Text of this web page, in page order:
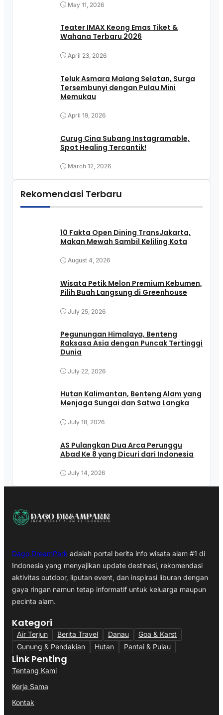
May 11, 2026
Teater IMAX Keong Emas Tiket &
Wahana Terbaru 2026
April 23, 2026
Teluk Asmara Malang Selatan, Surga
Tersembunyi dengan Pulau Mini
Memukau
April 19, 2026
Curug Cina Subang Instagramable,
Spot Healing Tercantik!
March 12, 2026
Rekomendasi Terbaru
10 Fakta Open Dining TransJakarta,
Makan Mewah Sambil Keliling Kota
August 4, 2026
Wisata Petik Melon Premium Kebumen,
Pilih Buah Langsung di Greenhouse
July 25, 2026
Pegunungan Himalaya, Benteng
Raksasa Asia dengan Puncak Tertinggi
Dunia
July 22, 2026
Hutan Kalimantan, Benteng Alam yang
Menjaga Sungai dan Satwa Langka
July 18, 2026
AS Pulangkan Dua Arca Perunggu
Abad Ke 8 yang Dicuri dari Indonesia
July 14, 2026
Dago DreamPark adalah portal berita info wisata alam #1 di
Indonesia yang menyajikan update destinasi, rekomendasi
aktivitas outdoor, liputan event, dan inspirasi liburan dengan
gaya ringan namun tetap informatif untuk keluarga maupun
pecinta alam.
Kategori
Air Terjun Berita Travel Danau
Goa & Karst
Gunung & Pendakian
Hutan Pantai & Pulau
Link Penting
Tentang Kami
Kerja Sama
Kontak